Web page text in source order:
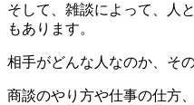
そして、雑談によって、人
もあります。
相手がどんな人なのか、そ
商談のやり方や仕事の仕方